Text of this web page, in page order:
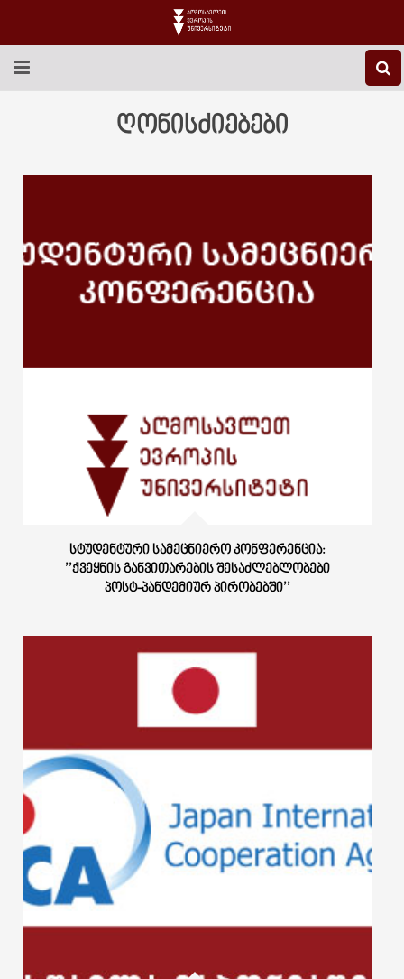
ᲑᲘᲑᲚᲘᲝᲗᲔᲙᲐ
ღონისძიებები
ᲡᲢᲣᲓᲔᲜᲢᲣᲠᲘ ᲡᲐᲛᲔᲪᲜᲘᲔᲠᲝ ᲙᲝᲜᲤᲔᲠᲔᲜᲪᲘᲐ:
’’ᲥᲕᲔᲧᲜᲘᲡ ᲒᲐᲜᲕᲘᲗᲐᲠᲔᲑᲘᲡ ᲨᲔᲡᲐᲫᲚᲔᲑᲚᲝᲑᲔᲑᲘ
ᲞᲝᲡᲢ-ᲞᲐᲜᲓᲔᲛᲘᲣᲠ ᲞᲘᲠᲝᲑᲔᲑᲨᲘ’’